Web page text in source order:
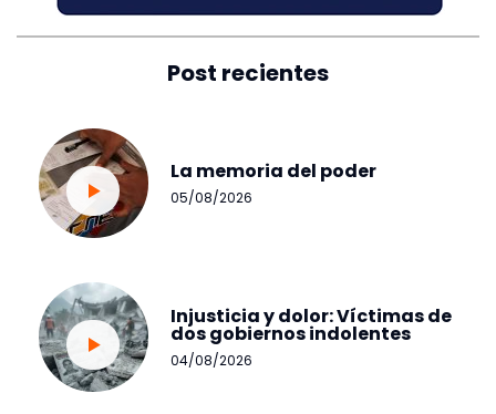
Post recientes
La memoria del poder
05/08/2026
Injusticia y dolor: Víctimas de
dos gobiernos indolentes
04/08/2026